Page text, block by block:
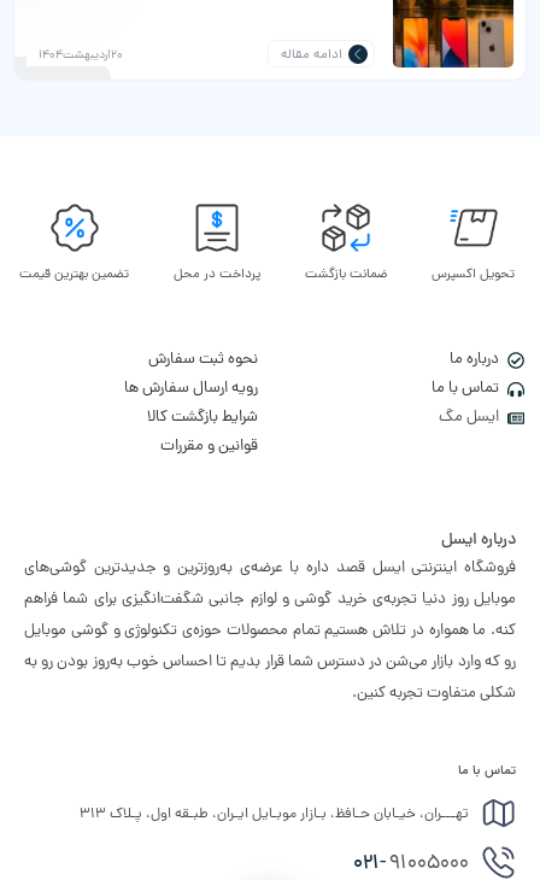
ادامه مقاله 20اردیبهشت1404
تحویل اکسپرس ضمانت بازگشت پرداخت در محل تضمین بهترین قیمت
درباره ما
تماس با ما
ایسل مگ
نحوه ثبت سفارش
رویه ارسال سفارش ها
شرایط بازگشت کالا
قوانین و مقررات
درباره ایسل
فروشگاه اینترنتی ایسل قصد داره با عرضه‌ی به‌روزترین و جدیدترین گوشی‌های
موبایل روز دنیا تجربه‌ی خرید گوشی و لوازم جانبی شگفت‌انگیزی برای شما فراهم
کنه. ما همواره در تلاش هستیم تمام محصولات حوزه‌ی تکنولوژی و گوشی موبایل
رو که وارد بازار می‌شن در دسترس شما قرار بدیم تا احساس خوب به‌روز بودن رو به
شکلی متفاوت تجربه کنین.
تماس با ما
تهـــران، خیـابان حـافظ، بـازار موبـایل ایـران، طبـقه اول، پـلاک ۳۱۳
021-91005000